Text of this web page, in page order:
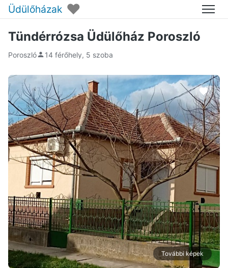
Üdülőházak ♥ Menü
Tündérrózsa Üdülőház Poroszló
Poroszló 14 férőhely, 5 szoba
További képek